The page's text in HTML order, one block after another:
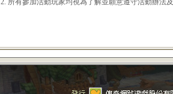
2. 所有參加活動玩家均視為了解並願意遵守活動辦法